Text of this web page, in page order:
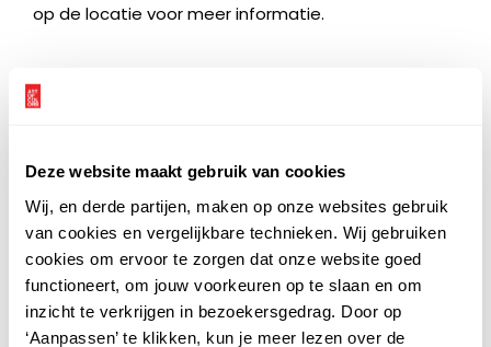
Deze website maakt gebruik van cookies
Wij, en derde partijen, maken op onze websites gebruik
van cookies en vergelijkbare technieken. Wij gebruiken
cookies om ervoor te zorgen dat onze website goed
functioneert, om jouw voorkeuren op te slaan en om
inzicht te verkrijgen in bezoekersgedrag. Door op
‘Aanpassen’ te klikken, kun je meer lezen over de
op de locatie voor meer informatie.
KANTOOR - ART OF COLORS